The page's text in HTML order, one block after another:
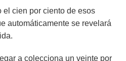
el cien por ciento de esos
automáticamente se revelará
a colecciona un veinte por